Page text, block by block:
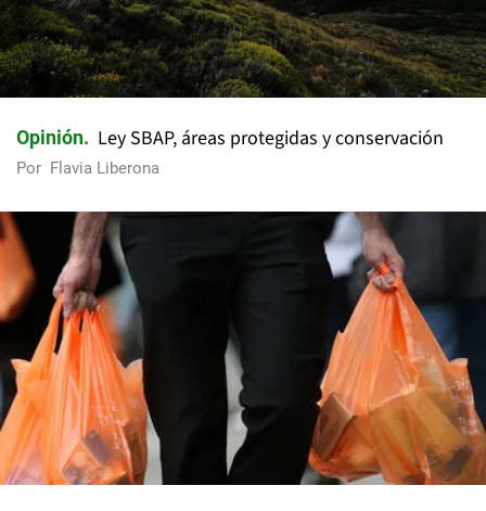
Opinión Ley SBAP, áreas protegidas y conservación
Por Flavia Liberona